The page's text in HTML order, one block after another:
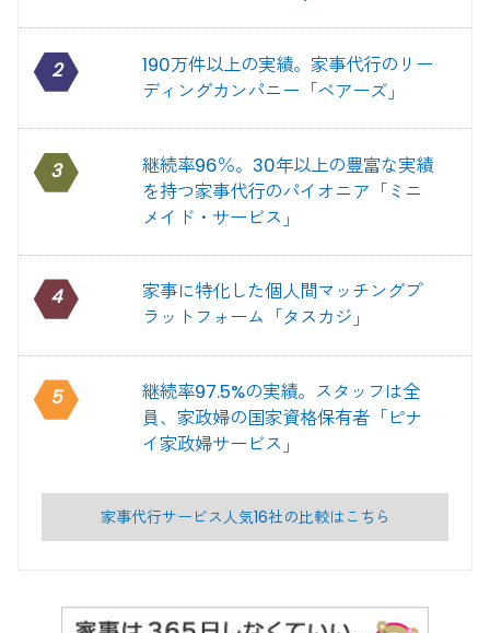
2
190万件以上の実績。家事代行のリー
ディングカンパニー「ベアーズ」
3
継続率96％。30年以上の豊富な実績
を持つ家事代行のパイオニア「ミニ
メイド・サービス」
4
家事に特化した個人間マッチングプ
ラットフォーム「タスカジ」
5
継続率97.5%の実績。スタッフは全
員、家政婦の国家資格保有者「ピナ
イ家政婦サービス」
家事代行サービス人気16社の比較はこちら